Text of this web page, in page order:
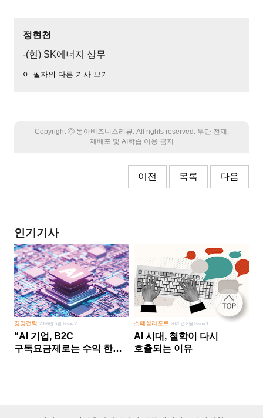
정현천
-(현) SK에너지 상무
이 필자의 다른 기사 보기
Copyright Ⓒ 동아비즈니스리뷰. All rights reserved. 무단 전재,
재배포 및 AI학습 이용 금지
이전 목록 다음
인기기사
경영전략2026년 5월 Issue 2
“AI 기업, B2C
구독요금제로는 수익 한계
스페셜리포트 2026년 8월 Issue 1
AI 시대, 철학이 다시
호출되는 이유